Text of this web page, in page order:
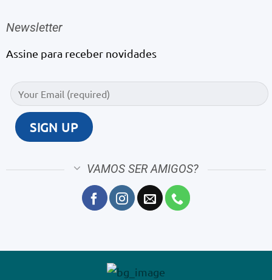
Newsletter
Assine para receber novidades
VAMOS SER AMIGOS?